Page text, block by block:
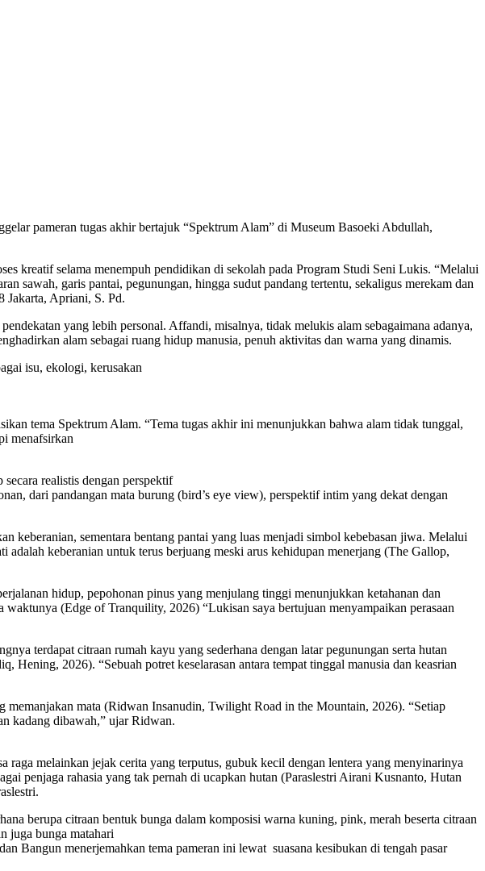
pameran tugas akhir bertajuk “Spektrum Alam” di Museum Basoeki Abdullah,
kreatif selama menempuh pendidikan di sekolah pada Program Studi Seni Lukis. “Melalui
sawah, garis pantai, pegunungan, hingga sudut pandang tertentu, sekaligus merekam dan
Jakarta, Apriani, S. Pd.
yang lebih personal. Affandi, misalnya, tidak melukis alam sebagaimana adanya,
alam sebagai ruang hidup manusia, penuh aktivitas dan warna yang dinamis.
isu, ekologi, kerusakan
tema Spektrum Alam. “Tema tugas akhir ini menunjukkan bahwa alam tidak tunggal,
menafsirkan
realistis dengan perspektif
dari pandangan mata burung (bird’s eye view), perspektif intim yang dekat dengan
keberanian, sementara bentang pantai yang luas menjadi simbol kebebasan jiwa. Melalui
adalah keberanian untuk terus berjuang meski arus kehidupan menerjang (The Gallop,
hidup, pepohonan pinus yang menjulang tinggi menunjukkan ketahanan dan
(Edge of Tranquility, 2026) “Lukisan saya bertujuan menyampaikan perasaan
terdapat citraan rumah kayu yang sederhana dengan latar pegunungan serta hutan
Hening, 2026). “Sebuah potret keselarasan antara tempat tinggal manusia dan keasrian
memanjakan mata (Ridwan Insanudin, Twilight Road in the Mountain, 2026). “Setiap
kadang dibawah,” ujar Ridwan.
melainkan jejak cerita yang terputus, gubuk kecil dengan lentera yang menyinarinya
penjaga rahasia yang tak pernah di ucapkan hutan (Paraslestri Airani Kusnanto, Hutan
berupa citraan bentuk bunga dalam komposisi warna kuning, pink, merah beserta citraan
juga bunga matahari
Bangun menerjemahkan tema pameran ini lewat suasana kesibukan di tengah pasar